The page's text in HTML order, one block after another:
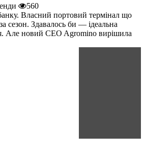
560
Власний портовий термінал що
сезон. Здавалось би — ідеальна
Але новий CEO Agromino вирішила